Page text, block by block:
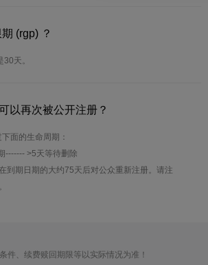
(rgp) ？
天。
以再次被公开注册？
面的生命周期：
------- >5天等待删除
到期日期的大约75天后对公众重新注册。请注
件、续费赎回期限等以实际情况为准！